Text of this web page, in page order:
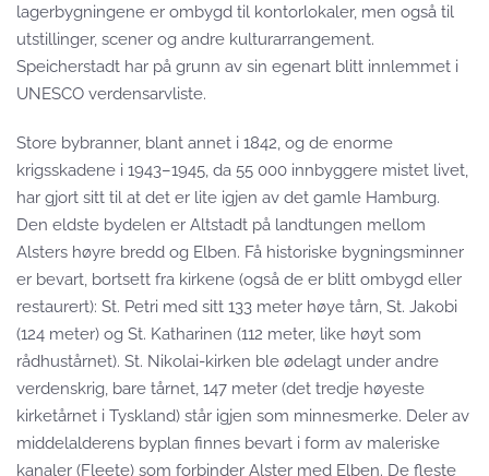
lagerbygningene er ombygd til kontorlokaler, men også til
utstillinger, scener og andre kulturarrangement.
Speicherstadt har på grunn av sin egenart blitt innlemmet i
UNESCO verdensarvliste.
Store bybranner, blant annet i 1842, og de enorme
krigsskadene i 1943–1945, da 55 000 innbyggere mistet livet,
har gjort sitt til at det er lite igjen av det gamle Hamburg.
Den eldste bydelen er Altstadt på landtungen mellom
Alsters høyre bredd og Elben. Få historiske bygningsminner
er bevart, bortsett fra kirkene (også de er blitt ombygd eller
restaurert): St. Petri med sitt 133 meter høye tårn, St. Jakobi
(124 meter) og St. Katharinen (112 meter, like høyt som
rådhustårnet). St. Nikolai-kirken ble ødelagt under andre
verdenskrig, bare tårnet, 147 meter (det tredje høyeste
kirketårnet i Tyskland) står igjen som minnesmerke. Deler av
middelalderens byplan finnes bevart i form av maleriske
kanaler (Fleete) som forbinder Alster med Elben. De fleste